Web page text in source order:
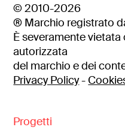
© 2010-2026
® Marchio registrato
È severamente
autorizzata
del marchio e dei
Privacy Policy-
Progetti